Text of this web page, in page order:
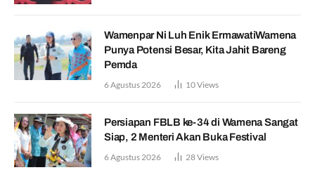
Wamenpar Ni Luh Enik ErmawatiWamena
Punya Potensi Besar, Kita Jahit Bareng
Pemda
6 Agustus 2026 10Views
Persiapan FBLB ke-34 di Wamena Sangat
Siap, 2 Menteri Akan Buka Festival
6 Agustus 2026 28Views